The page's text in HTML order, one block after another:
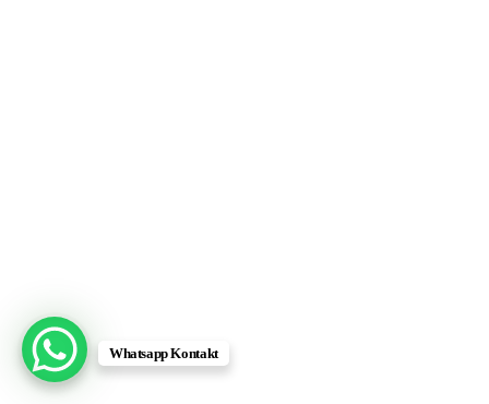
Whatsapp Kontakt